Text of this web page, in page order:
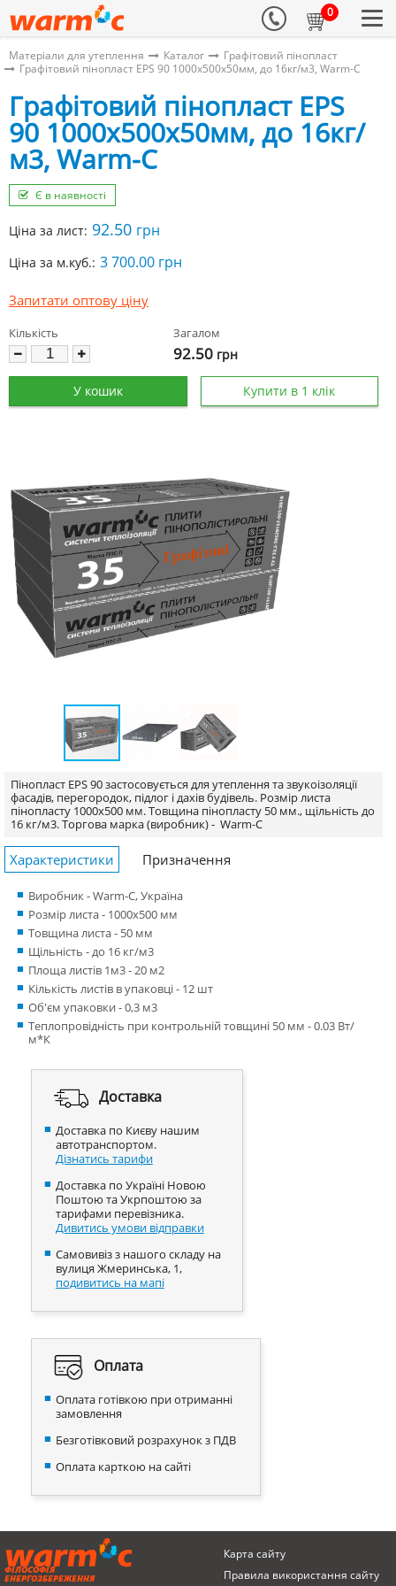
0
Матеріали для утеплення Каталог
Графітовий пінопласт
Графітовий пінопласт EPS 90 1000х500х50мм, до 16кг/м3, Warm-C
Графітовий пінопласт EPS
90 1000х500х50мм, до 16кг/
м3, Warm-C
Є в наявності
Ціна за лист: 92.50 грн
Ціна за м.куб.: 3 700.00 грн
Запитати оптову ціну
Кількість Загалом
92.50 грн
У кошик Купити в 1 клік
Пінопласт EPS 90 застосовується для утеплення та звукоізоляції
фасадів, перегородок, підлог і дахів будівель. Розмір листа
пінопласту 1000х500 мм. Товщина пінопласту 50 мм., щільність до
16 кг/м3.Торгова марка (виробник) - Warm-C
Характеристики Призначення
Виробник - Warm-C, Україна
Розмір листа - 1000x500 мм
Товщина листа - 50 мм
Щільність - до 16 кг/м3
Площа листів 1м3 - 20 м2
Кількість листів в упаковці - 12 шт
Об'єм упаковки - 0,3 м3
Теплопровідність при контрольній товщині 50 мм - 0.03 Вт/
м*К
Доставка
Доставка по Києву нашим
автотранспортом.
Дізнатись тарифи
Доставка по Україні Новою
Поштою та Укрпоштою за
тарифами перевізника.
Дивитись умови відправки
Самовивіз з нашого складу на
вулиця Жмеринська, 1,
подивитись на мапі
Оплата
Оплата готівкою при отриманні
замовлення
Безготівковий розрахунок з ПДВ
Оплата карткою на сайті
ФІЛОСОФІЯ
ЕНЕРГОЗБЕРЕЖЕННЯ
Карта сайту
Правила використання сайту